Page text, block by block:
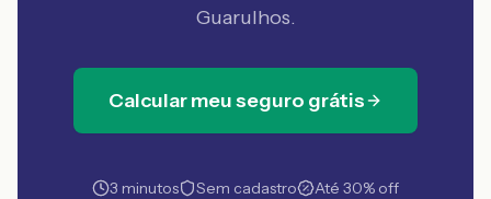
Guarulhos.
Calcular meu seguro grátis
3 minutos Sem cadastro Até 30% off